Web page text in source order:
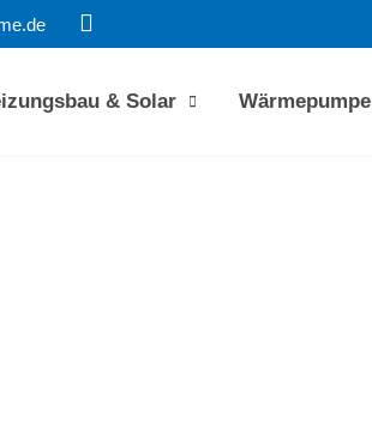
& Solar Wärmepumpe